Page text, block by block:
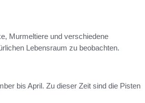
Murmeltiere und verschiedene
Lebensraum zu beobachten.
bis April. Zu dieser Zeit sind die Pisten